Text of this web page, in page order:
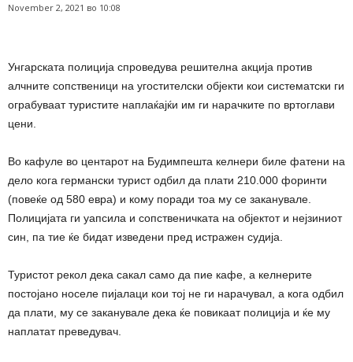
November 2, 2021 во 10:08
Унгарската полиција спроведува решителна акција против
алчните сопственици на угостителски објекти кои систематски ги
ограбуваат туристите наплаќајќи им ги нарачките по вртоглави
цени.
Во кафуле во центарот на Будимпешта келнери биле фатени на
дело кога германски турист одбил да плати 210.000 форинти
(повеќе од 580 евра) и кому поради тоа му се заканувале.
Полицијата ги уапсила и сопственичката на објектот и нејзиниот
син, па тие ќе бидат изведени пред истражен судија.
Туристот рекол дека сакал само да пие кафе, а келнерите
постојано носеле пијалаци кои тој не ги нарачувал, а кога одбил
да плати, му се заканувале дека ќе повикаат полиција и ќе му
наплатат преведувач.